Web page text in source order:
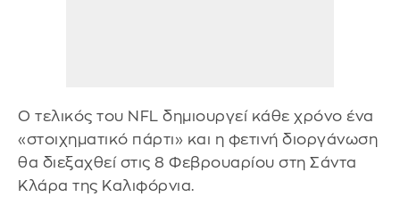
Ο τελικός του NFL δημιουργεί κάθε χρόνο ένα
«στοιχηματικό πάρτι» και η φετινή διοργάνωση
θα διεξαχθεί στις 8 Φεβρουαρίου στη Σάντα
Κλάρα της Καλιφόρνια.